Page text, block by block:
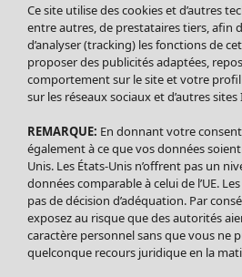
Soldes Vêtements
Tous les vêtements
Robes
Tuniques
Blouses
Tops
Gilets
Pantalon
Jupes
Ce site utilise des cookies et d’autres
entre autres, de prestataires tiers, afin
d’analyser (tracking) les fonctions de
proposer des publicités adaptées,
comportement sur le site et votre
sur les réseaux sociaux et d’autres
REMARQUE: En donnant votre
également à ce que vos données
Unis. Les États-Unis n’offrent pas un
données comparable à celui de l’UE.
pas de décision d’adéquation. Par
exposez au risque que des autorités
caractère personnel sans que vous ne
quelconque recours juridique en la